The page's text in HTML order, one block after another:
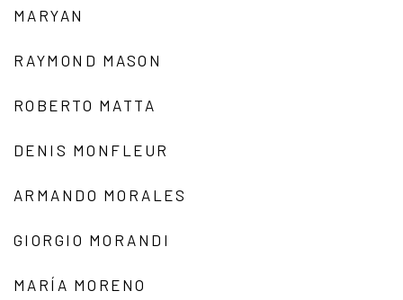
MARYAN
RAYMOND MASON
ROBERTO MATTA
DENIS MONFLEUR
ARMANDO MORALES
GIORGIO MORANDI
MARÍA MORENO